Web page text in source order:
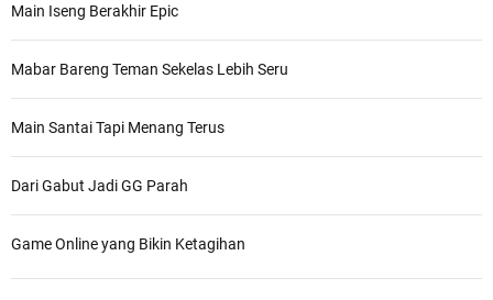
Main Iseng Berakhir Epic
Mabar Bareng Teman Sekelas Lebih Seru
Main Santai Tapi Menang Terus
Dari Gabut Jadi GG Parah
Game Online yang Bikin Ketagihan